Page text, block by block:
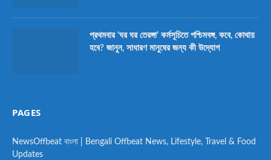
প্রথমবার ‘ঘর ঘর তেরঙ্গা’ কর্মসূচিতে পশ্চিমবঙ্গ, কবে, কোথায়
হবে? জানুন, সাধারণ মানুষের জন্য কী উদ্যোগ
PAGES
NewsOffbeat বাংলা | Bengali Offbeat News, Lifestyle, Travel & Food
Updates